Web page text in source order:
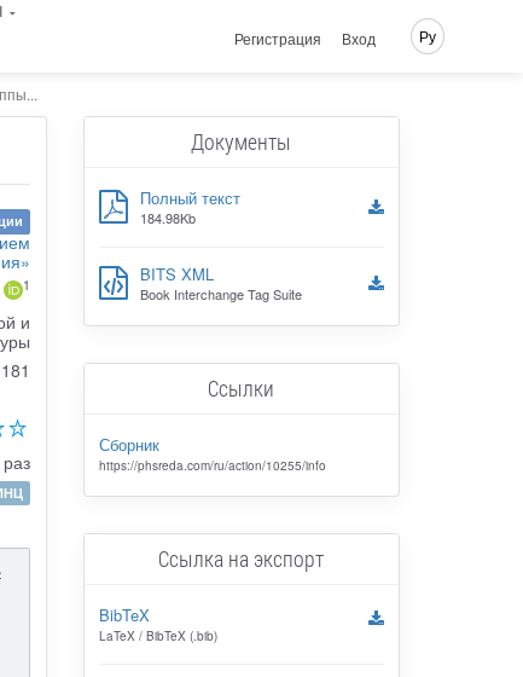
Регистрация Вход Ру
1
и
Документы
Полный текст
184.98Kb
BITS XML
Book Interchange Tag Suite
Ссылки
Сборник
https://phsreda.com/ru/action/10255/info
Ссылка на экспорт
BibTeX
LaTeX / BibTeX (.bib)